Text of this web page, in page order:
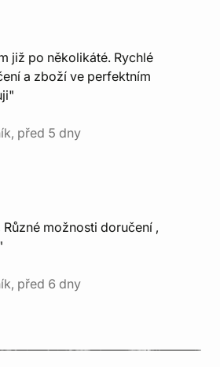
již po několikáté. Rychlé
a zboží ve perfektním
před 5 dny
možnosti doručení ,
před 6 dny